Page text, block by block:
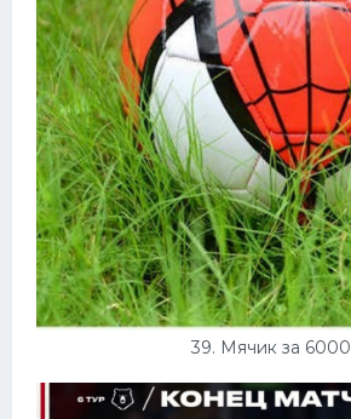
39. Мячик за 6000